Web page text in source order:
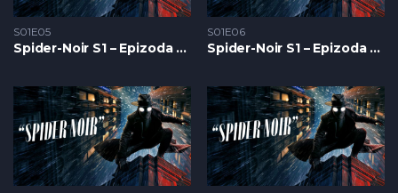
S01E05
Spider-Noir S1 – Epizoda 05
S01E06
Spider-Noir S1 – Epizoda 06